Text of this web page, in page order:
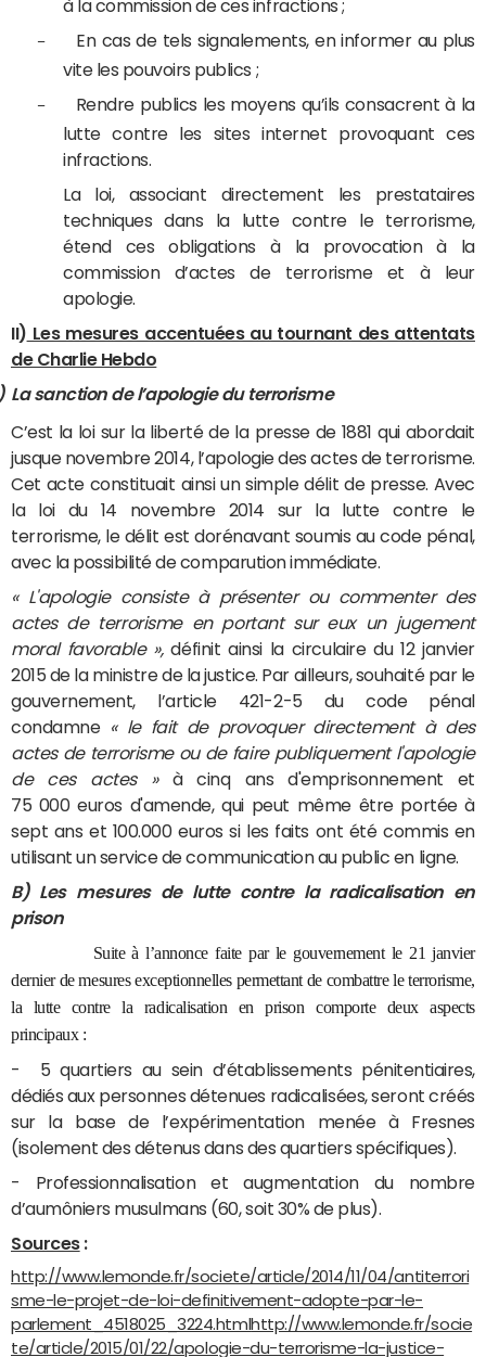
à la commission de ces infractions ;
–
En cas de tels signalements, en informer au plus
vite les pouvoirs publics ;
–
Rendre publics les moyens qu’ils consacrent à la
lutte contre les sites internet provoquant ces
infractions.
La loi, associant directement les prestataires
techniques dans la lutte contre le terrorisme,
étend ces obligations à la provocation à la
commission d’actes de terrorisme et à leur
apologie.
II) Les mesures accentuées au tournant des attentats
de Charlie Hebdo
La sanction de l’apologie du terrorisme
C’est la loi sur la liberté de la presse de 1881 qui abordait
jusque novembre 2014, l’apologie des actes de terrorisme.
Cet acte constituait ainsi un simple délit de presse. Avec
la loi du 14 novembre 2014 sur la lutte contre le
terrorisme, le délit est dorénavant soumis au code pénal,
avec la possibilité de comparution immédiate.
« L'apologie consiste à présenter ou commenter des
actes de terrorisme en portant sur eux un jugement
moral favorable », définit ainsi la circulaire du 12 janvier
2015 de la ministre de la justice. Par ailleurs, souhaité par le
gouvernement, l’article 421-2-5 du code pénal
condamne« le fait de provoquer directement à des
actes de terrorisme ou de faire publiquement l'apologie
de ces actes » à cinq ans d'emprisonnement et
75 000 euros d'amende, qui peut même être portée à
sept ans et 100.000 euros si les faits ont été commis en
utilisant un service de communication au public en ligne.
B) Les mesures de lutte contre la radicalisation en
prison
Suite à l’annonce faite par le gouvernement le 21 janvier
dernier de mesures exceptionnelles permettant de combattre le terrorisme,
la lutte contre la radicalisation en prison comporte deux aspects
principaux :
- 5 quartiers au sein d’établissements pénitentiaires,
dédiés aux personnes détenues radicalisées, seront créés
sur la base de l’expérimentation menée à Fresnes
(isolement des détenus dans des quartiers spécifiques).
- Professionnalisation et augmentation du nombre
d’aumôniers musulmans (60, soit 30% de plus).
Sources:
http://www.lemonde.fr/societe/article/2014/11/04/antiterrori
sme-le-projet-de-loi-definitivement-adopte-par-le-
parlement_4518025_3224.html http://www.lemonde.fr/socie
te/article/2015/01/22/apologie-du-terrorisme-la-justice-